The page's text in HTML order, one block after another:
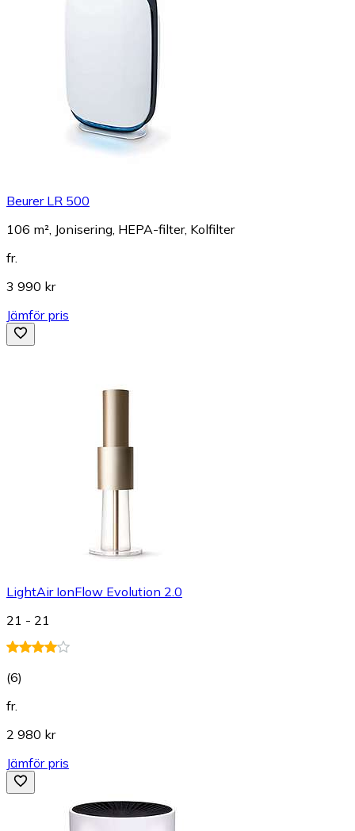
Beurer LR 500
106 m², Jonisering, HEPA-filter, Kolfilter
fr.
3 990 kr
Jämför pris
LightAir IonFlow Evolution 2.0
21 - 21
(6)
fr.
2 980 kr
Jämför pris